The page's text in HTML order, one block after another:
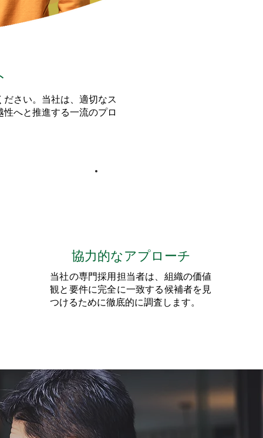
さい。当社は、適切なス
へと推進する一流のプロ
協力的なアプローチ
当社の専門採用担当者は、組織の価値
観と要件に完全に一致する候補者を見
つけるために徹底的に調査します。